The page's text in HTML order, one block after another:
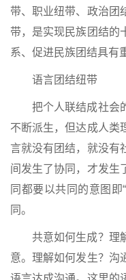
带、职业纽带、政治团
带，是实现民族团结的
系、促进民族团结具有
语言团结纽带
把个人联结成社会
不断派生，但达成人类
言就没有团结，就没有
间发生了协同，才发生
同都要以共同的意图即
同。
共意如何生成？理
意。理解如何发生？沟